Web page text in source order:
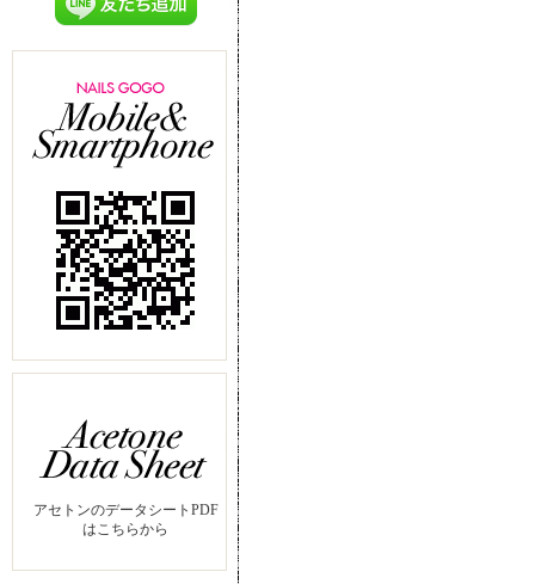
アセトンのデータシートPDF
はこちらから